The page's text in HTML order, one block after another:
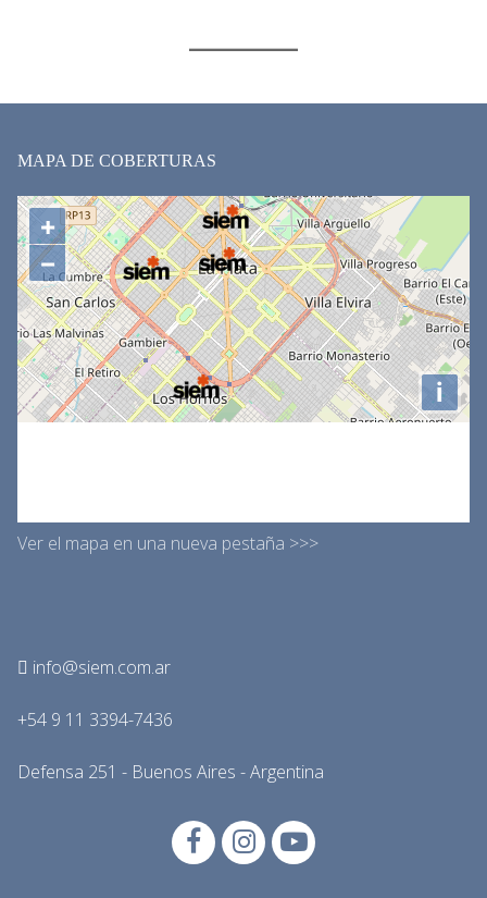
MAPA DE COBERTURAS
Ver el mapa en una nueva pestaña >>>
info@siem.com.ar
+54 9 11 3394-7436
Defensa 251 - Buenos Aires - Argentina